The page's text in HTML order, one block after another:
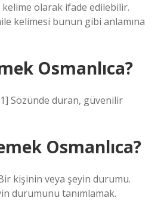
olarak ifade edilebilir.
kelimesi bunun gibi anlamına
Osmanlıca?
Sözünde duran, güvenilir
Osmanlıca?
kişinin veya şeyin durumu.
durumunu tanımlamak.